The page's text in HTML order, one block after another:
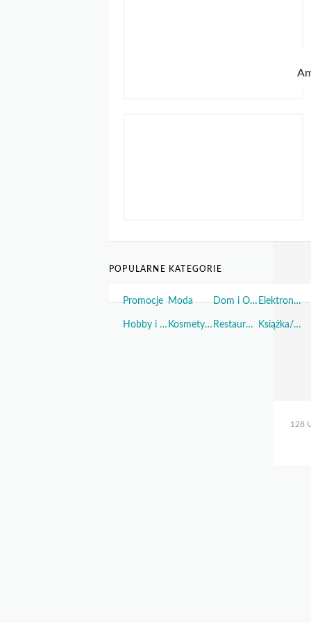
128
POPULARNE KATEGORIE
Promocje Moda Dom i Ogród Elektronika
Hobby i Sport Kosmetyki i Perfumy Restauracje i Żywność Książka/Muzyka/Film